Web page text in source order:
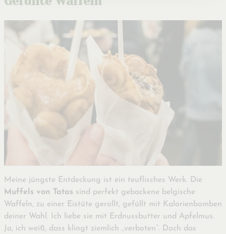
Meine jüngste Entdeckung ist ein teuflisches Werk. Die
Muffels von Tatas sind perfekt gebackene belgische
Waffeln, zu einer Eistüte gerollt, gefüllt mit Kalorienbomben
deiner Wahl. Ich liebe sie mit Erdnussbutter und Apfelmus.
Ja, ich weiß, dass klingt ziemlich „verboten“. Doch das